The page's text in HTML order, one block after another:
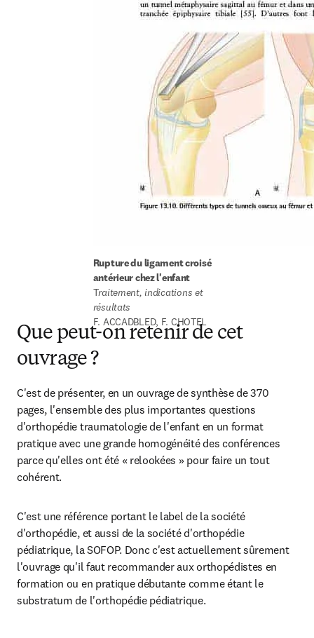
Rupture du ligament croisé
antérieur chez l'enfant
Traitement, indications et
résultats
F. ACCADBLED, F. CHOTEL
Que peut-on retenir de cet
ouvrage ?
C'est de présenter, en un ouvrage de synthèse de 370
pages, l'ensemble des plus importantes questions
d'orthopédie traumatologie de l'enfant en un format
pratique avec une grande homogénéité des conférences
parce qu'elles ont été « relookées » pour faire un tout
cohérent.
C'est une référence portant le label de la société
d'orthopédie, et aussi de la société d'orthopédie
pédiatrique, la SOFOP. Donc c'est actuellement sûrement
l'ouvrage qu'il faut recommander aux orthopédistes en
formation ou en pratique débutante comme étant le
substratum de l'orthopédie pédiatrique.